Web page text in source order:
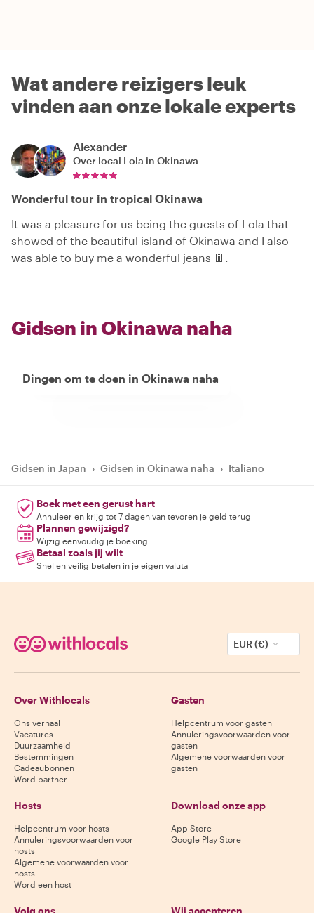
Wat andere reizigers leuk
vinden aan onze lokale experts
Alexander
Over local Lola in Okinawa
Wonderful tour in tropical Okinawa
It was a pleasure for us being the guests of Lola that
showed of the beautiful island of Okinawa and I also
was able to buy me a wonderful jeans 👖.
Gidsen in Okinawa naha
Dingen om te doen in Okinawa naha
Gidsen in Japan › Gidsen in Okinawa naha › Italiano
Boek met een gerust hart
Annuleer en krijg tot 7 dagen van tevoren je geld terug
Plannen gewijzigd?
Wijzig eenvoudig je boeking
Betaal zoals jij wilt
Snel en veilig betalen in je eigen valuta
EUR (€)
Over Withlocals
Ons verhaal
Vacatures
Duurzaamheid
Bestemmingen
Cadeaubonnen
Word partner
Gasten
Helpcentrum voor gasten
Annuleringsvoorwaarden voor
gasten
Algemene voorwaarden voor
gasten
Hosts
Helpcentrum voor hosts
Annuleringsvoorwaarden voor
hosts
Algemene voorwaarden voor
hosts
Word een host
Download onze app
App Store
Google Play Store
Volg ons Wij accepteren